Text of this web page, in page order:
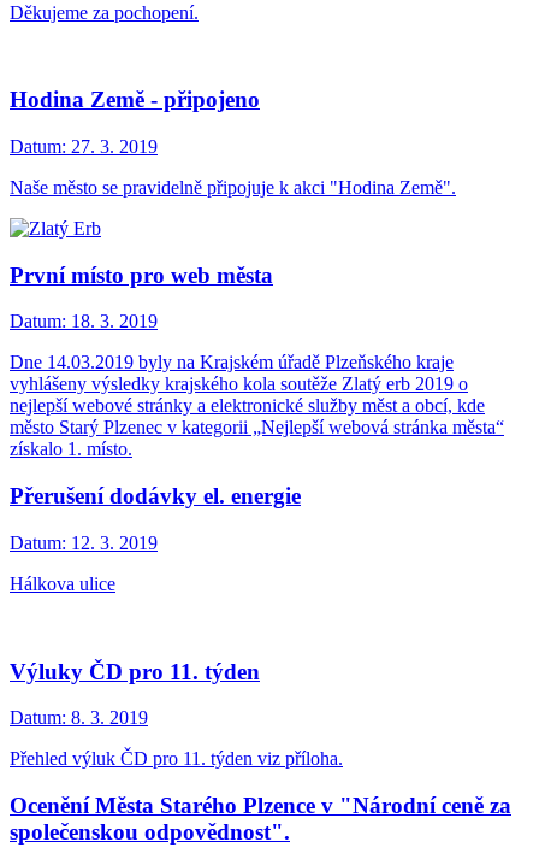
Děkujeme za pochopení.
Hodina Země - připojeno
Datum: 27. 3. 2019
Naše město se pravidelně připojuje k akci "Hodina Země".
První místo pro web města
Datum: 18. 3. 2019
Dne 14.03.2019 byly na Krajském úřadě Plzeňského kraje
vyhlášeny výsledky krajského kola soutěže Zlatý erb 2019 o
nejlepší webové stránky a elektronické služby měst a obcí, kde
město Starý Plzenec v kategorii „Nejlepší webová stránka města“
získalo 1. místo.
Přerušení dodávky el. energie
Datum: 12. 3. 2019
Hálkova ulice
Výluky ČD pro 11. týden
Datum: 8. 3. 2019
Přehled výluk ČD pro 11. týden viz příloha.
Ocenění Města Starého Plzence v "Národní ceně za
společenskou odpovědnost".